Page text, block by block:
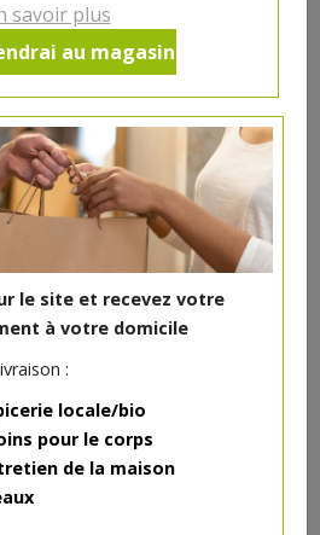
savoir plus
au magasin
le site et recevez votre
à votre domicile
:
locale/bio
pour le corps
de la maison
pour le moment.
CATÉGORIE ...
Nature 60 pc